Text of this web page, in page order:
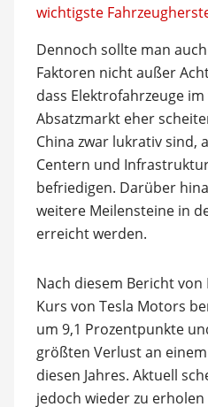
wichtigste
Dennoch sollte man
Faktoren nicht außer
dass Elektrofahrzeuge
Absatzmarkt eher
China zwar lukrativ sind,
Centern und
befriedigen. Darüber
weitere Meilensteine in
erreicht werden.
Nach diesem Bericht
Kurs von Tesla Motors
um 9,1 Prozentpunkte
größten Verlust an
diesen Jahres. Aktuell
jedoch wieder zu